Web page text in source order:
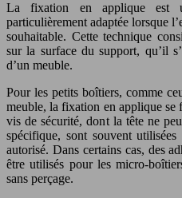
La fixation en applique est
particulièrement adaptée lorsque
souhaitable. Cette technique
sur la surface du support, qu’il
d’un meuble.
Pour les petits boîtiers, comme
meuble, la fixation en applique se
vis de sécurité, dont la tête ne
spécifique, sont souvent
autorisé. Dans certains cas, des
être utilisés pour les micro-
sans perçage.